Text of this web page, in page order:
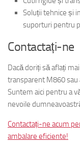
Soluții tehnice și
suporturi pentru
Contactați-ne
Dacă doriți să aflați
transparent M860 sau
Suntem aici pentru a
nevoile
Contactați-ne acum
ambalare eficiente!